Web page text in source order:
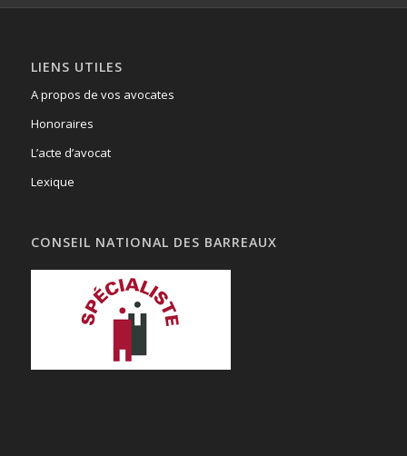
LIENS UTILES
A propos de vos avocates
Honoraires
L’acte d’avocat
Lexique
CONSEIL NATIONAL DES BARREAUX